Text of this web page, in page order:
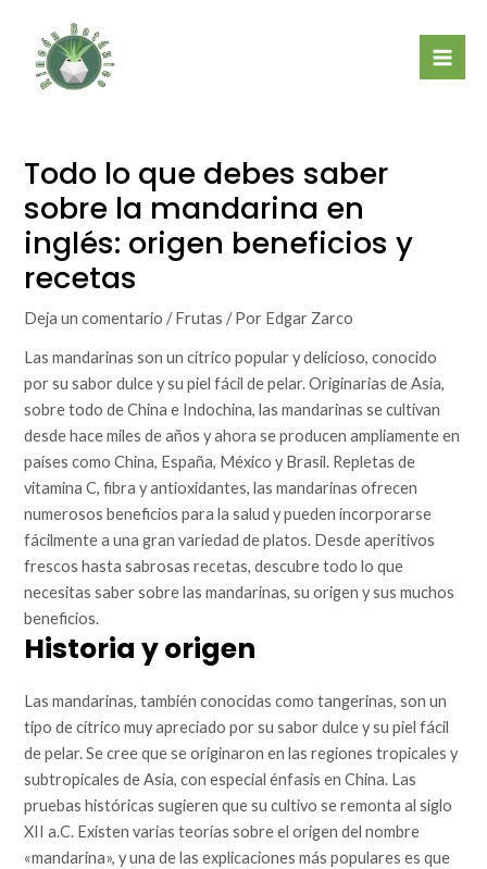
contenido
Todo lo que debes saber
sobre la mandarina en
inglés: origen beneficios y
recetas
Deja un comentario /Frutas / Por Edgar Zarco
Las mandarinas son un cítrico popular y delicioso, conocido
por su sabor dulce y su piel fácil de pelar. Originarias de Asia,
sobre todo de China e Indochina, las mandarinas se cultivan
desde hace miles de años y ahora se producen ampliamente en
países como China, España, México y Brasil. Repletas de
vitamina C, fibra y antioxidantes, las mandarinas ofrecen
numerosos beneficios para la salud y pueden incorporarse
fácilmente a una gran variedad de platos. Desde aperitivos
frescos hasta sabrosas recetas, descubre todo lo que
necesitas saber sobre las mandarinas, su origen y sus muchos
beneficios.
Historia y origen
Las mandarinas, también conocidas como tangerinas, son un
tipo de cítrico muy apreciado por su sabor dulce y su piel fácil
de pelar. Se cree que se originaron en las regiones tropicales y
subtropicales de Asia, con especial énfasis en China. Las
pruebas históricas sugieren que su cultivo se remonta al siglo
XII a.C. Existen varias teorías sobre el origen del nombre
«mandarina», y una de las explicaciones más populares es que